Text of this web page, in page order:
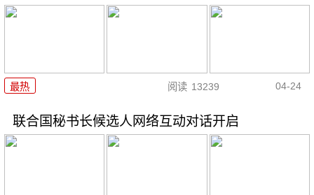
最热 阅读 13239 04-24
联合国秘书长候选人网络互动对话开启